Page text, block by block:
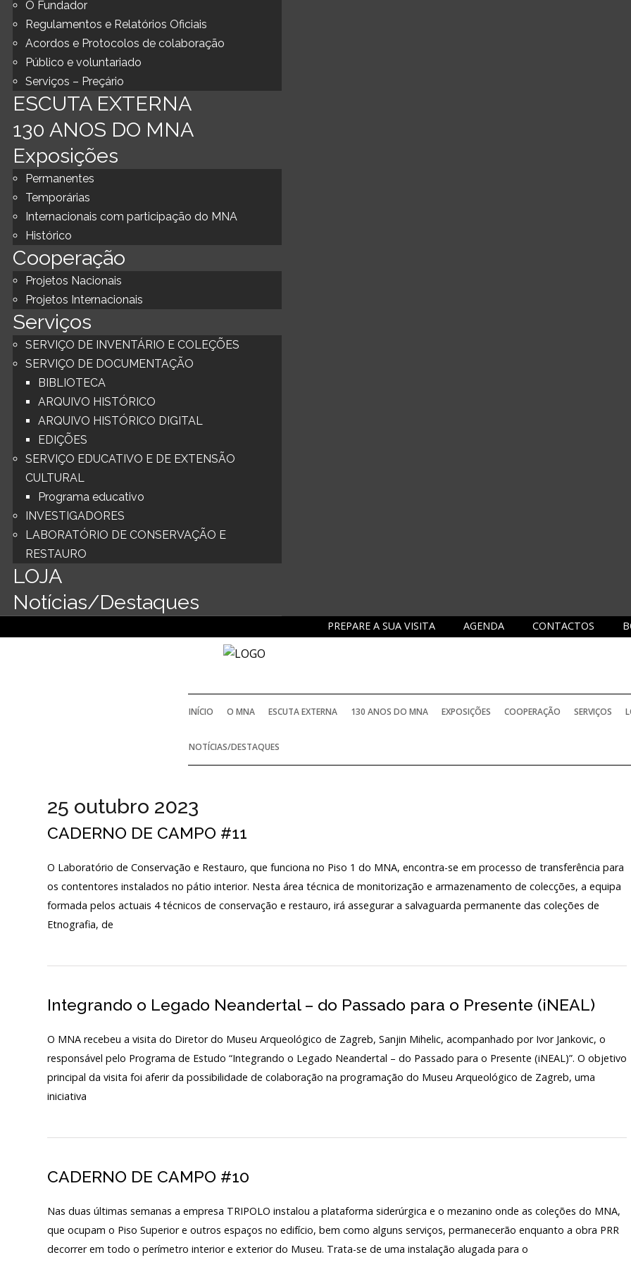
O Fundador
Regulamentos e Relatórios Oficiais
Acordos e Protocolos de colaboração
Público e voluntariado
Serviços – Preçário
ESCUTA EXTERNA
130 ANOS DO MNA
Exposições
Permanentes
Temporárias
Internacionais com participação do MNA
Histórico
Cooperação
Projetos Nacionais
Projetos Internacionais
Serviços
SERVIÇO DE INVENTÁRIO E COLEÇÕES
SERVIÇO DE DOCUMENTAÇÃO
BIBLIOTECA
ARQUIVO HISTÓRICO
ARQUIVO HISTÓRICO DIGITAL
EDIÇÕES
SERVIÇO EDUCATIVO E DE EXTENSÃO
CULTURAL
Programa educativo
INVESTIGADORES
LABORATÓRIO DE CONSERVAÇÃO E
RESTAURO
LOJA
Notícias/Destaques
CONTACTOS
AGENDA
PREPARE A SUA VISITA
INÍCIO O MNA
HISTÓRIA
ACORDOS E PROTOCOLOS DE COLABORAÇÃO
SERVIÇOS – PREÇÁRIO
ESCUTA EXTERNA 130 ANOS DO MNA EXPOSIÇÕES
HISTÓRICO
COOPERAÇÃO SERVIÇOS
SERVIÇO
ARQUIVO
EDIÇÕES
SERVIÇO
NOTÍCIAS/DESTAQUES
25 outubro 2023
CADERNO DE CAMPO #11
O Laboratório de Conservação e Restauro, que funciona no Piso 1 do MNA, encontra-se em processo de transferência para
os contentores instalados no pátio interior. Nesta área técnica de monitorização e armazenamento de colecções, a equipa
formada pelos actuais 4 técnicos de conservação e restauro, irá assegurar a salvaguarda permanente das coleções de
Etnografia, de
Integrando o Legado Neandertal – do Passado para o Presente (iNEAL)
O MNA recebeu a visita do Diretor do Museu Arqueológico de Zagreb, Sanjin Mihelic, acompanhado por Ivor Jankovic, o
responsável pelo Programa de Estudo “Integrando o Legado Neandertal – do Passado para o Presente (iNEAL)”. O objetivo
principal da visita foi aferir da possibilidade de colaboração na programação do Museu Arqueológico de Zagreb, uma
iniciativa
CADERNO DE CAMPO #10
Nas duas últimas semanas a empresa TRIPOLO instalou a plataforma siderúrgica e o mezanino onde as coleções do MNA,
que ocupam o Piso Superior e outros espaços no edifício, bem como alguns serviços, permanecerão enquanto a obra PRR
decorrer em todo o perímetro interior e exterior do Museu. Trata-se de uma instalação alugada para o